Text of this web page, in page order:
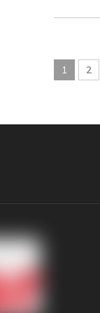
1 2